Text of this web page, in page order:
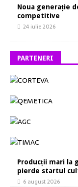
Noua generație
competitive
24 iulie 2026
PARTENERI
Producții mari la
pierde startul
6 august 2026